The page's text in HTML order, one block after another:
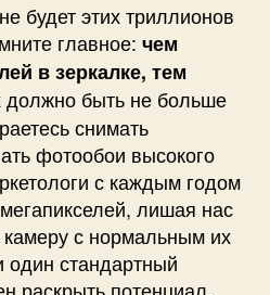
будет этих триллионов
главное: чем
в зеркалке, тем
должно быть не больше
снимать
фотообои высокого
с каждым годом
лишая нас
камеру с нормальным их
стандартный